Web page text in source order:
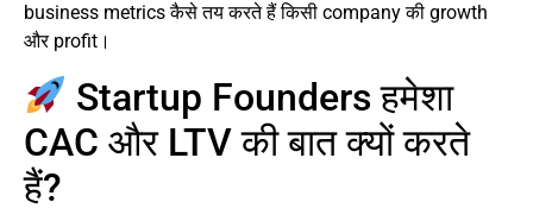
business metrics कैसे तय करते हैं किसी company की growth
और profit।
Startup Founders हमेशा
CAC और LTV की बात क्यों करते
हैं?